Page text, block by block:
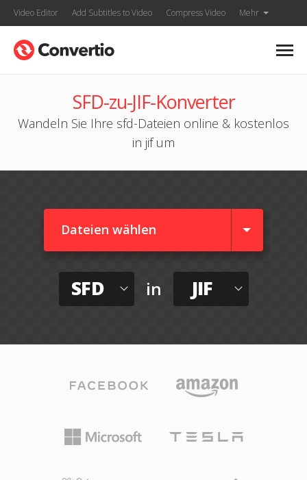
Video Editor Add Subtitles to Video Compress Video Mehr
SFD-zu-JIF-Konverter
Wandeln Sie Ihre sfd-Dateien online & kostenlos
in jif um
Dateien wählen
SFD in JIF